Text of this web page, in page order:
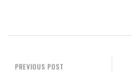
PREVIOUS POST